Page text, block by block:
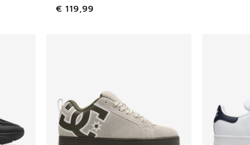
€ 119,99